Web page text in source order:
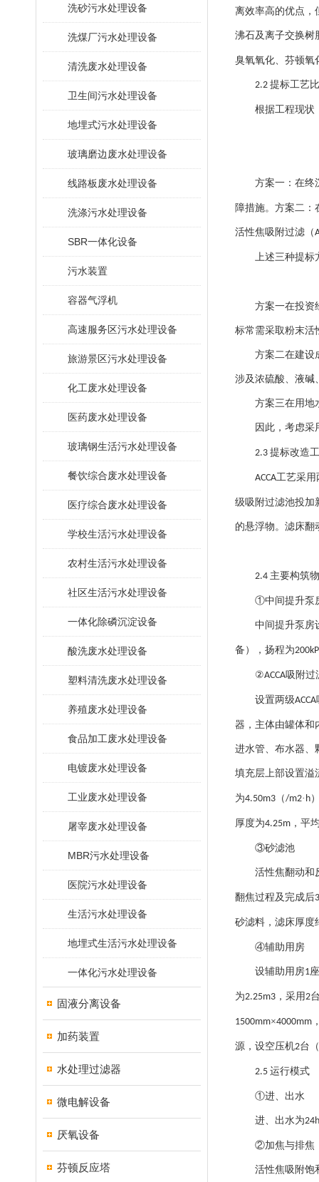
洗砂污水处理设备
洗煤厂污水处理设备
清洗废水处理设备
卫生间污水处理设备
地埋式污水处理设备
玻璃磨边废水处理设备
线路板废水处理设备
洗涤污水处理设备
SBR一体化设备
污水装置
容器气浮机
高速服务区污水处理设备
旅游景区污水处理设备
化工废水处理设备
医药废水处理设备
玻璃钢生活污水处理设备
餐饮综合废水处理设备
医疗综合废水处理设备
学校生活污水处理设备
农村生活污水处理设备
社区生活污水处理设备
一体化除磷沉淀设备
酸洗废水处理设备
塑料清洗废水处理设备
养殖废水处理设备
食品加工废水处理设备
电镀废水处理设备
工业废水处理设备
屠宰废水处理设备
MBR污水处理设备
医院污水处理设备
生活污水处理设备
地埋式生活污水处理设备
一体化污水处理设备
固液分离设备
加药装置
水处理过滤器
微电解设备
厌氧设备
芬顿反应塔
离效率高的优点，
沸石及离子交换树
臭氧氧化、芬顿氧
2.2 提标工艺
根据工程现状
方案一：在终
障措施。方案二
活性焦吸附过滤（
上述三种提标
方案一在投资
标常需采取粉末活
方案二在建设
涉及浓硫酸、液碱
方案三在用地
因此，考虑采
2.3 提标改造
ACCA工艺采用
级吸附过滤池投加
的悬浮物。滤床翻
2.4 主要构筑
①中间提升泵
中间提升泵房
备），扬程为
②ACCA吸附过
设置两级ACCA
器，主体由罐体和
进水管、布水器、
填充层上部设置溢
为4.50m3 （/m2· h
厚度为4.25m ，平
③砂滤池
活性焦翻动和
翻焦过程及完成后
砂滤料，滤床厚度
④辅助用房
设辅助用房1
为2.25m3 ，采用2
1500mm×4000mm
源，设空压机2台（
2.5 运行模式
①进、出水
进、出水为24h
②加焦与排焦
活性焦吸附饱